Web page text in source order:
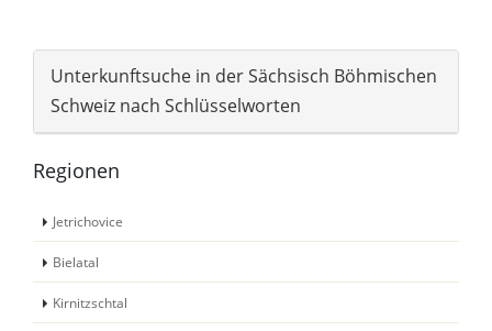
Unterkunftsuche in der Sächsisch Böhmischen
Schweiz nach Schlüsselworten
Regionen
Jetrichovice
Bielatal
Kirnitzschtal